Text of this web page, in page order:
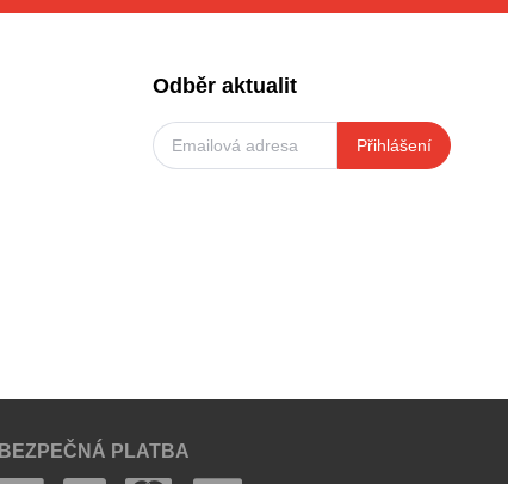
Odběr aktualit
Přihlášení
BEZPEČNÁ PLATBA